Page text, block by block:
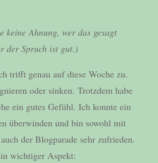
keine Ahnung, wer das gesagt
der Spruch ist gut.)
trifft genau auf diese Woche zu.
oder sinken. Trotzdem habe
ein gutes Gefühl. Ich konnte ein
überwinden und bin sowohl mit
der Blogparade sehr zufrieden.
wichtiger Aspekt: